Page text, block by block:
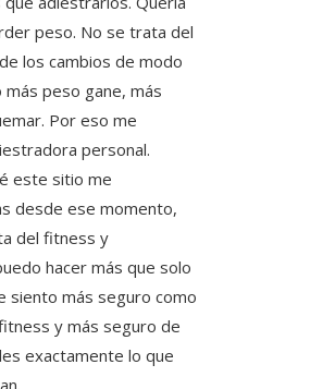
peso. No se trata del
los cambios de modo
más peso gane, más
Por eso me
personal.
este sitio me
desde ese momento,
del fitness y
hacer más que solo
siento más seguro como
y más seguro de
exactamente lo que